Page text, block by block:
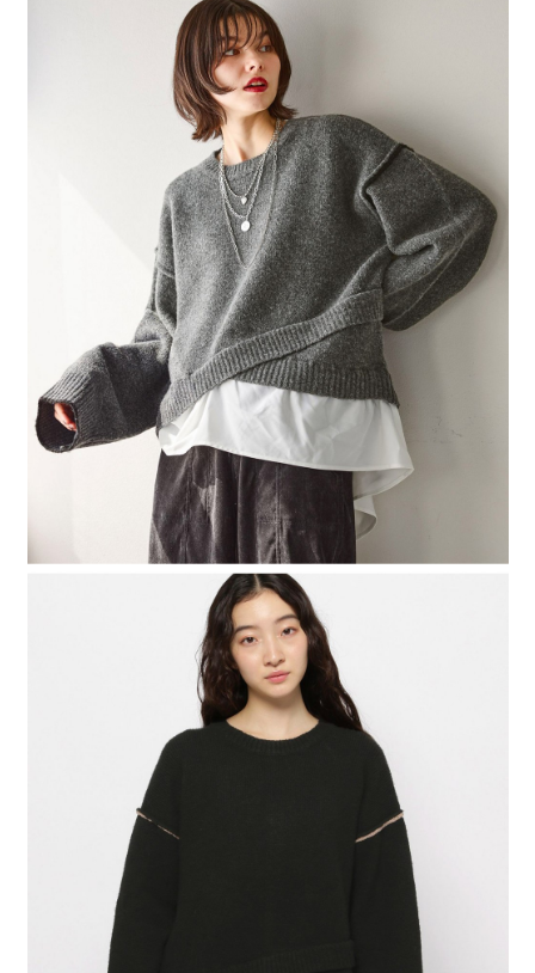
1.分期款項不併入電信帳單，「大哥付你分期」於每月結算日後寄送繳費提
2.透過簡訊連結打開帳單後，可選擇「超商條碼／台灣大直營門市／銀行轉
帳／街口支付／iPASS MONEY」等通路繳費。
1.本服務係由「台灣大哥大股份有限公司」（以下簡稱本公司）所提供，讓
用戶於交易時，得透過本服務購買商品或服務，並由商店將買賣／分期付款
買賣價金債權讓與本公司後，依約使用本公司帳單繳交帳款。
2.基於同意付款使用「大哥付你分期」之契約關係目的，商店將以您的個人
資料（包含姓名、電話或地址）提供予台灣大哥大進項蒐集、處理及利用，
由本公司與您本人進行分期帳單所需資料之確認、核對及更正。
3.完整用戶服務條款，請詳閱以下連結：https://oppay.tw/userRule
【「AFTEE先享後付」結帳流程】
１．於結帳方式選擇「AFTEE先享後付」後，將跳轉至「AFTEE先享後付」
結帳頁面，進行簡訊認證並確認金額後，即可完成結帳。
２．訂單成立數日內，您將收到繳費通知簡訊。
３．收到繳費通知簡訊後14天內，點擊此簡訊中的連結，可透過四大超商／
ATM／網路銀行／等多元方式進行付款，方視為交易完成。
※ 請注意：結帳手續完成當下不需立刻繳費，但若您需要取消訂單，請聯絡
購買商品的店家。未經商家同意取消之訂單仍視為有效，需透過AFTEE先享
※ 交易是否成功請以「AFTEE先享後付 」之結帳頁面顯示為準，若有關於
是否繳費成功／繳費後需取消欲退款等相關疑問，請聯繫「AFTEE先享後付
https://netprotections.freshdesk.com/support/home
１．透過由恩沛科技股份有限公司提供之「AFTEE先享後付」服務完成之交
易，需依本服務之必要範圍內提供個人資料，並將交易相關給付款項請求債
權轉讓予恩沛科技股份有限公司。
２．關於個人資料處理事宜，請瀏覽以下網址：https://aftee.tw/terms/#terms3
３．未成年的使用者請事先徵得法定代理人或監護人之同意方可使用
「AFTEE先享後付」，若未經同意申辦者引起之損失，本公司不負相關責
４．使用「AFTEE先享後付」時，將依據個別帳號之用戶狀況，依本公司即
時審查核予不同之上限額度；若仍有額度不足之情形，本公司將視審查結果
請求用戶進行身份認證。
５．嚴禁一人註冊多個帳號或使用他人資訊註冊。若發現惡意使用之情形，
恩沛科技股份有限公司將有權停止該用戶之使用額度並採取法律行動。
每筆NT$80，滿NT$1,500(含以上)免運費
每筆NT$80，滿NT$1,500(含以上)免運費
每筆NT$80，滿NT$1,500(含以上)免運費
每筆NT$80，滿NT$1,500(含以上)免運費